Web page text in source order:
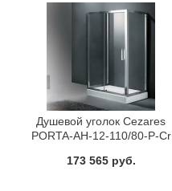
Душевой уголок Cezares
PORTA-AH-12-110/80-P-Cr
173 565 руб.